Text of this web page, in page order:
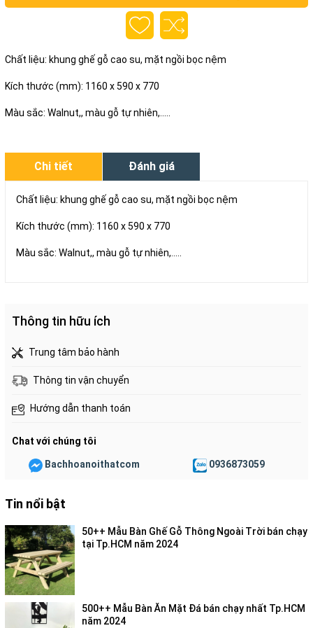
Chất liệu: khung ghế gỗ cao su, mặt ngồi bọc nệm
Kích thước (mm): 1160 x 590 x 770
Màu sắc: Walnut,, màu gỗ tự nhiên,.....
Chi tiết Đánh giá
Chất liệu: khung ghế gỗ cao su, mặt ngồi bọc nệm
Kích thước (mm): 1160 x 590 x 770
Màu sắc: Walnut,, màu gỗ tự nhiên,.....
Thông tin hữu ích
Trung tâm bảo hành
Thông tin vận chuyển
Hướng dẫn thanh toán
Chat với chúng tôi
Bachhoanoithatcom 0936873059
Tin nổi bật
50++ Mẫu Bàn Ghế Gỗ Thông Ngoài Trời bán chạy
tại Tp.HCM năm 2024
500++ Mẫu Bàn Ăn Mặt Đá bán chạy nhất Tp.HCM
năm 2024